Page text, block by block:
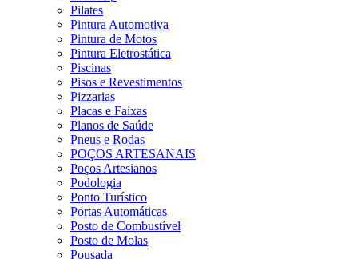
Pilates
Pintura Automotiva
Pintura de Motos
Pintura Eletrostática
Piscinas
Pisos e Revestimentos
Pizzarias
Placas e Faixas
Planos de Saúde
Pneus e Rodas
POÇOS ARTESANAIS
Poços Artesianos
Podologia
Ponto Turístico
Portas Automáticas
Posto de Combustível
Posto de Molas
Pousada